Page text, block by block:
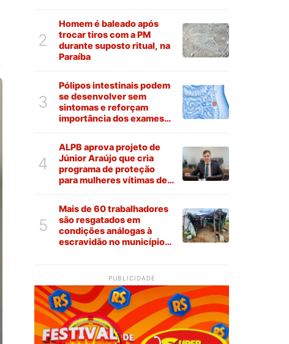
2
Homem é baleado após
trocar tiros com a PM
durante suposto ritual, na
Paraíba
3
Pólipos intestinais podem
se desenvolver sem
sintomas e reforçam
importância dos exames
4
ALPB aprova projeto de
Júnior Araújo que cria
programa de proteção
para mulheres vítimas de
5
Mais de 60 trabalhadores
são resgatados em
condições análogas à
escravidão no município
PUBLICIDADE